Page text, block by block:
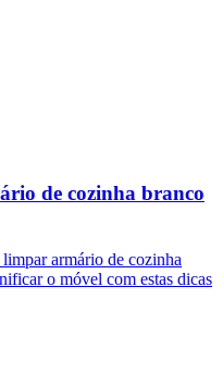
de cozinha branco
armário de cozinha
o móvel com estas dicas